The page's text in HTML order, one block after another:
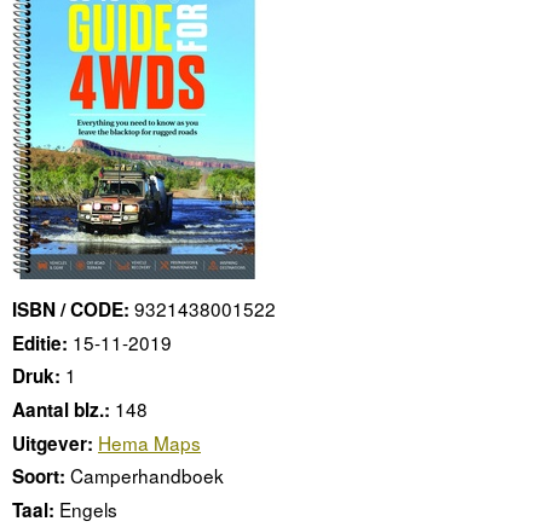
ISBN / CODE: 9321438001522
Editie: 15-11-2019
Druk: 1
Aantal blz.: 148
Uitgever: Hema Maps
Soort: Camperhandboek
Taal: Engels